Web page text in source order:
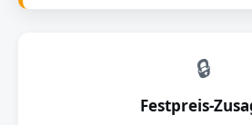
🔒
Festpreis-